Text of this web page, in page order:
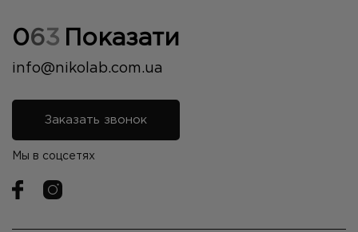
063 Показати
info@nikolab.com.ua
Заказать звонок
Мы в соцсетях